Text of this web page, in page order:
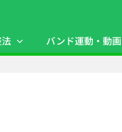
バンド運動・動画